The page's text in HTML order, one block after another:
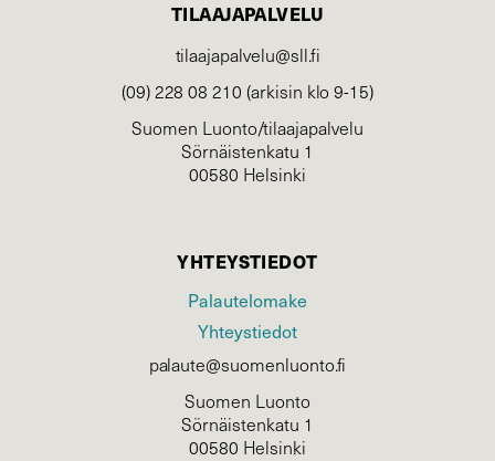
TILAAJAPALVELU
tilaajapalvelu@sll.fi
(09) 228 08 210 (arkisin klo 9-15)
Suomen Luonto/tilaajapalvelu
Sörnäistenkatu 1
00580 Helsinki
YHTEYSTIEDOT
Palautelomake
Yhteystiedot
palaute@suomenluonto.fi
Suomen Luonto
Sörnäistenkatu 1
00580 Helsinki